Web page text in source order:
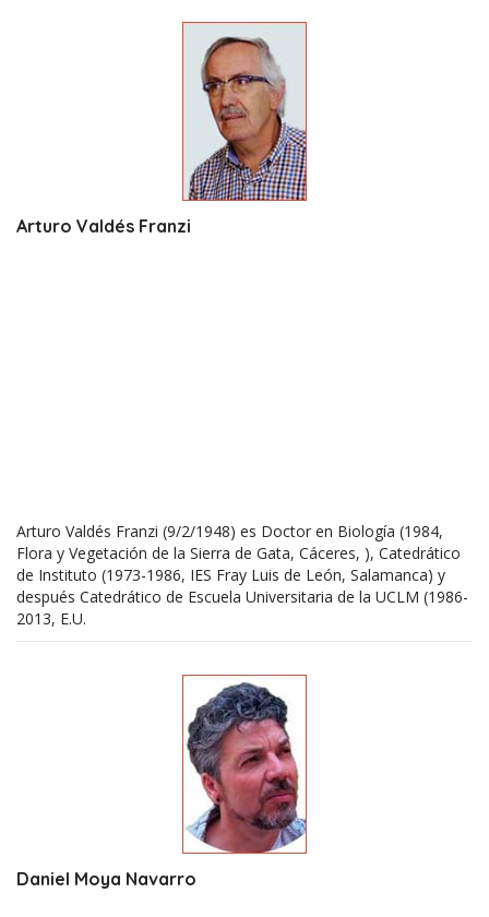
Arturo Valdés Franzi
Arturo Valdés Franzi (9/2/1948) es Doctor en Biología (1984,
Flora y Vegetación de la Sierra de Gata, Cáceres, ), Catedrático
de Instituto (1973-1986, IES Fray Luis de León, Salamanca) y
después Catedrático de Escuela Universitaria de la UCLM (1986-
2013, E.U.
Daniel Moya Navarro